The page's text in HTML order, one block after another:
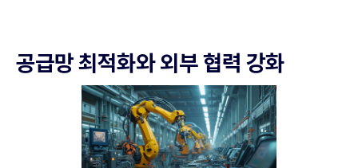
공급망 최적화와 외부 협력 강화